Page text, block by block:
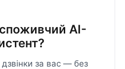
AI-
дзвінки за вас — без